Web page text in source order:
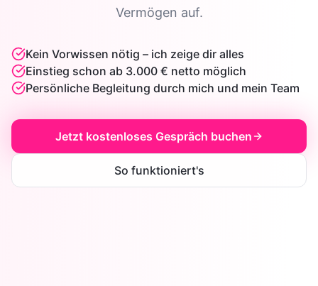
Vermögen auf.
Kein Vorwissen nötig – ich zeige dir alles
Einstieg schon ab 3.000 € netto möglich
Persönliche Begleitung durch mich und mein Team
Jetzt kostenloses Gespräch buchen
So funktioniert's